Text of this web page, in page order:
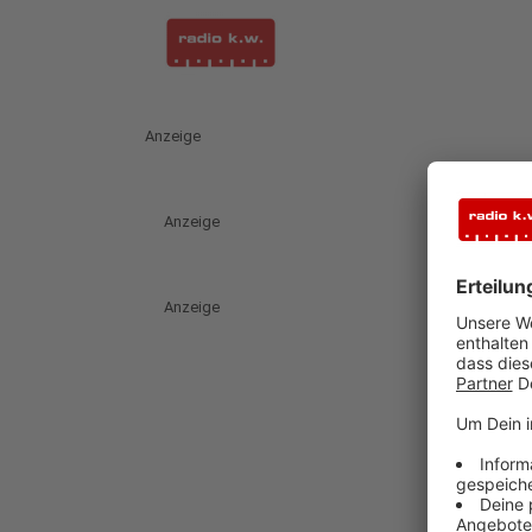
Anzeige
Anzeige
Anzeige